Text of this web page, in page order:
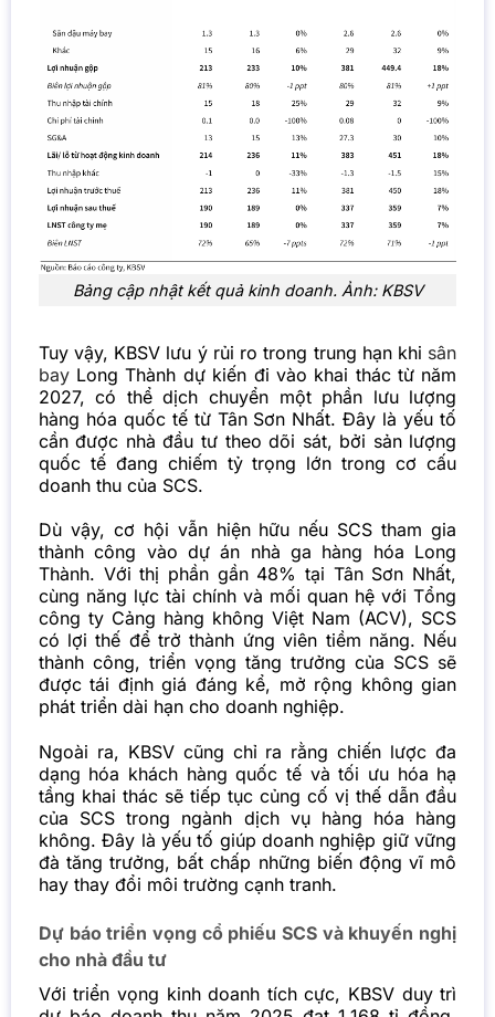
Bảng cập nhật kết quả kinh doanh. Ảnh: KBSV
Tuy vậy, KBSV lưu ý rủi ro trong trung hạn khi sân
bayLong Thành dự kiến đi vào khai thác từ năm
2027, có thể dịch chuyển một phần lưu lượng
hàng hóa quốc tế từ Tân Sơn Nhất. Đây là yếu tố
cần được nhà đầu tư theo dõi sát, bởi sản lượng
quốc tế đang chiếm tỷ trọng lớn trong cơ cấu
doanh thu của SCS.
Dù vậy, cơ hội vẫn hiện hữu nếu SCS tham gia
thành công vào dự án nhà ga hàng hóa Long
Thành. Với thị phần gần 48% tại Tân Sơn Nhất,
cùng năng lực tài chính và mối quan hệ với Tổng
công ty Cảng hàng không Việt Nam (ACV), SCS
có lợi thế để trở thành ứng viên tiềm năng. Nếu
thành công, triển vọng tăng trưởng của SCS sẽ
được tái định giá đáng kể, mở rộng không gian
phát triển dài hạn cho doanh nghiệp.
Ngoài ra, KBSV cũng chỉ ra rằng chiến lược đa
dạng hóa khách hàng quốc tế và tối ưu hóa hạ
tầng khai thác sẽ tiếp tục củng cố vị thế dẫn đầu
của SCS trong ngành dịch vụ hàng hóa hàng
không. Đây là yếu tố giúp doanh nghiệp giữ vững
đà tăng trưởng, bất chấp những biến động vĩ mô
hay thay đổi môi trường cạnh tranh.
Dự báo triển vọng cổ phiếu SCS và khuyến nghị
cho nhà đầu tư
Với triển vọng kinh doanh tích cực, KBSV duy trì